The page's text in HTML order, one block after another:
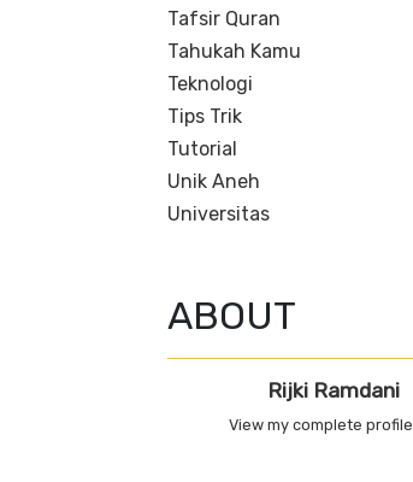
Tafsir Quran
Tahukah Kamu
Teknologi
Tips Trik
Tutorial
Unik Aneh
Universitas
ABOUT
Rijki Ramdani
View my complete profile